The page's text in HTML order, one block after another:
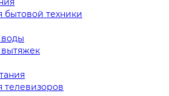
бытовой техники
телевизоров